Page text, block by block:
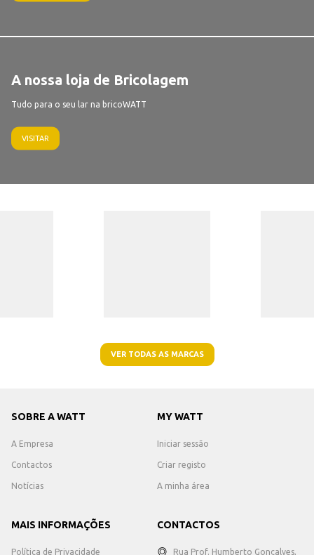
A nossa loja de Bricolagem
Tudo para o seu lar na bricoWATT
VISITAR
VER TODAS AS MARCAS
SOBRE A WATT
A Empresa
Contactos
Notícias
MY WATT
Iniciar sessão
Criar registo
A minha área
MAIS INFORMAÇÕES
Política de Privacidade
CONTACTOS
Rua Prof. Humberto Gonçalves,